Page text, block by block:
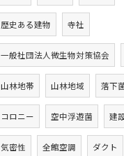
歴史ある建物 寺社
一般社団法人微生物対策協会
山林地帯 山林地域 落下
コロニー 空中浮遊菌 建
気密性 全館空調 ダクト